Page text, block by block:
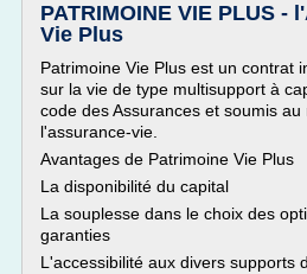
PATRIMOINE VIE PLUS -
Vie Plus
Patrimoine Vie Plus est un contrat
sur la vie de type multisupport à
code des Assurances et soumis
l'assurance-vie.
Avantages de Patrimoine Vie Plus
La disponibilité du capital
La souplesse dans le choix des
garanties
L'accessibilité aux divers supports